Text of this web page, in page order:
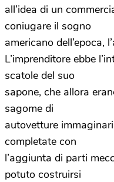
all’idea di un
coniugare il sogno
americano dell’epoca,
L’imprenditore ebbe
scatole del suo
sapone, che allora
sagome di
autovetture
completate con
l’aggiunta di parti
potuto costruirsi